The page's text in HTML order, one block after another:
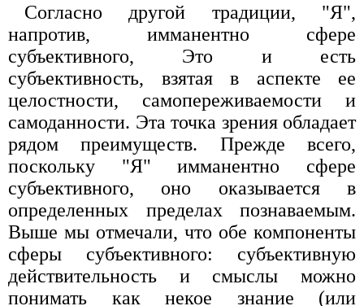
Согласно другой традиции, "Я",
напротив, имманентно сфере
субъективного, Это и есть
субъективность, взятая в аспекте ее
целостности, самопереживаемости и
самоданности. Эта точка зрения обладает
рядом преимуществ. Прежде всего,
поскольку "Я" имманентно сфере
субъективного, оно оказывается в
определенных пределах познаваемым.
Выше мы отмечали, что обе компоненты
сферы субъективного: субъективную
действительность и смыслы можно
понимать как некое знание (или